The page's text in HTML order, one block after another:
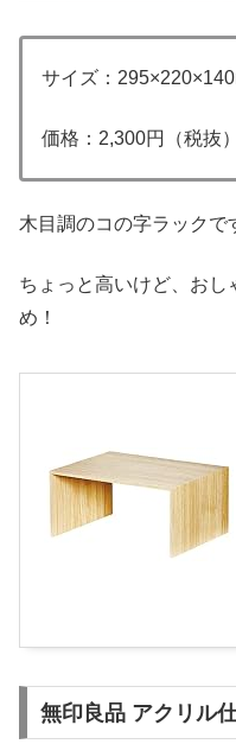
サイズ：
価格：2,300円（税抜）
木目調のコの字ラックで
ちょっと高いけど、おし
め！
無印良品 アクリル